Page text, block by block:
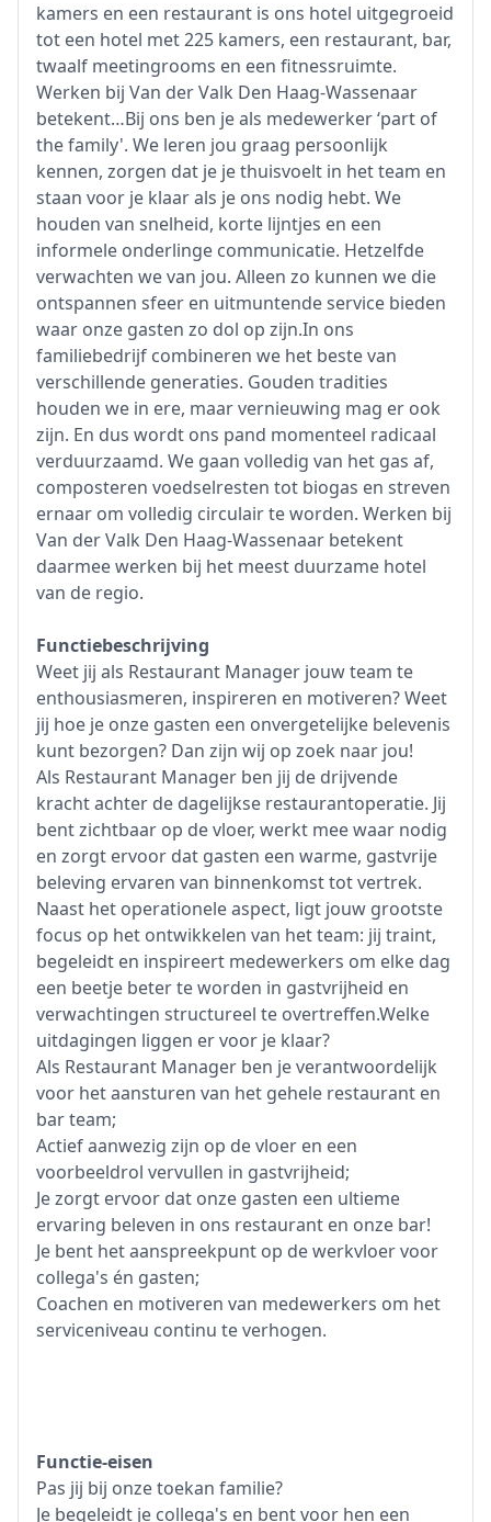
kamers en een restaurant is ons hotel uitgegroeid
tot een hotel met 225 kamers, een restaurant, bar,
twaalf meetingrooms en een fitnessruimte.
Werken bij Van der Valk Den Haag-Wassenaar
betekent…Bij ons ben je als medewerker ‘part of
the family'. We leren jou graag persoonlijk
kennen, zorgen dat je je thuisvoelt in het team en
staan voor je klaar als je ons nodig hebt. We
houden van snelheid, korte lijntjes en een
informele onderlinge communicatie. Hetzelfde
verwachten we van jou. Alleen zo kunnen we die
ontspannen sfeer en uitmuntende service bieden
waar onze gasten zo dol op zijn.In ons
familiebedrijf combineren we het beste van
verschillende generaties. Gouden tradities
houden we in ere, maar vernieuwing mag er ook
zijn. En dus wordt ons pand momenteel radicaal
verduurzaamd. We gaan volledig van het gas af,
composteren voedselresten tot biogas en streven
ernaar om volledig circulair te worden. Werken bij
Van der Valk Den Haag-Wassenaar betekent
daarmee werken bij het meest duurzame hotel
van de regio.
Functiebeschrijving
Weet jij als Restaurant Manager jouw team te
enthousiasmeren, inspireren en motiveren? Weet
jij hoe je onze gasten een onvergetelijke belevenis
kunt bezorgen? Dan zijn wij op zoek naar jou!
Als Restaurant Manager ben jij de drijvende
kracht achter de dagelijkse restaurantoperatie. Jij
bent zichtbaar op de vloer, werkt mee waar nodig
en zorgt ervoor dat gasten een warme, gastvrije
beleving ervaren van binnenkomst tot vertrek.
Naast het operationele aspect, ligt jouw grootste
focus op het ontwikkelen van het team: jij traint,
begeleidt en inspireert medewerkers om elke dag
een beetje beter te worden in gastvrijheid en
verwachtingen structureel te overtreffen.Welke
uitdagingen liggen er voor je klaar?
Als Restaurant Manager ben je verantwoordelijk
voor het aansturen van het gehele restaurant en
bar team;
Actief aanwezig zijn op de vloer en een
voorbeeldrol vervullen in gastvrijheid;
Je zorgt ervoor dat onze gasten een ultieme
ervaring beleven in ons restaurant en onze bar!
Je bent het aanspreekpunt op de werkvloer voor
collega's én gasten;
Coachen en motiveren van medewerkers om het
serviceniveau continu te verhogen.
Functie-eisen
Pas jij bij onze toekan familie?
Je begeleidt je collega's en bent voor hen een